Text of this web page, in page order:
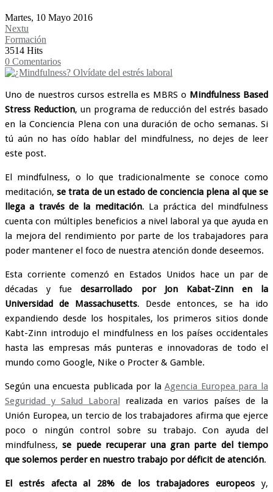
Martes, 10 Mayo 2016
Nextu
Formación
3514 Hits
0 Comentarios
Uno de nuestros cursos estrella es MBRS o Mindfulness Based
Stress Reduction, un programa de reducción del estrés basado
en la Conciencia Plena con una duración de ocho semanas. Si
tú aún no has oído hablar del mindfulness, no dejes de leer
este post.
El mindfulness, o lo que tradicionalmente se conoce como
meditación,se trata de un estado de conciencia plena al que se
llega a través de la meditación. La práctica del mindfulness
cuenta con múltiples beneficios a nivel laboral ya que ayuda en
la mejora del rendimiento por parte de los trabajadores para
poder mantener el foco de nuestra atención donde deseemos.
Esta corriente comenzó en Estados Unidos hace un par de
décadas y fuedesarrollado por Jon Kabat-Zinn en la
Universidad de Massachusetts. Desde entonces, se ha ido
expandiendo desde los hospitales, los primeros sitios donde
Kabt-Zinn introdujo el mindfulness en los países occidentales
hasta las empresas más punteras e innovadoras de todo el
mundo como Google, Nike o Procter & Gamble.
Según una encuesta publicada por laAgencia Europea para la
Seguridad y Salud Laboral realizada en varios países de la
Unión Europea, un tercio de los trabajadores afirma que ejerce
poco o ningún control sobre su trabajo. Con ayuda del
mindfulness,se puede recuperar una gran parte del tiempo
que solemos perder en nuestro trabajo por déficit de atención.
El estrés afecta al 28% de los trabajadores europeos y,